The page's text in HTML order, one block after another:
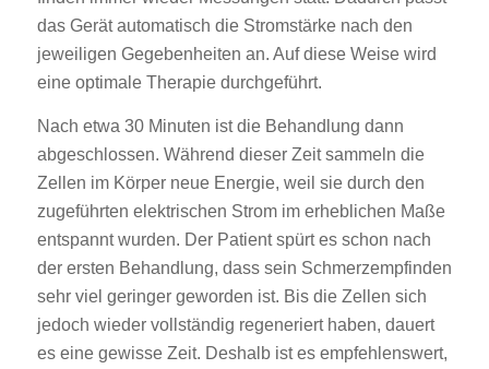
das Gerät automatisch die Stromstärke nach den
jeweiligen Gegebenheiten an. Auf diese Weise wird
eine optimale Therapie durchgeführt.
Nach etwa 30 Minuten ist die Behandlung dann
abgeschlossen. Während dieser Zeit sammeln die
Zellen im Körper neue Energie, weil sie durch den
zugeführten elektrischen Strom im erheblichen Maße
entspannt wurden. Der Patient spürt es schon nach
der ersten Behandlung, dass sein Schmerzempfinden
sehr viel geringer geworden ist. Bis die Zellen sich
jedoch wieder vollständig regeneriert haben, dauert
es eine gewisse Zeit. Deshalb ist es empfehlenswert,